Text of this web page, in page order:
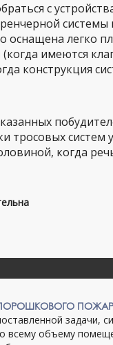
с
оснащена легко
имеются
конструкция
тросовых
когда
задачи,
всему объему